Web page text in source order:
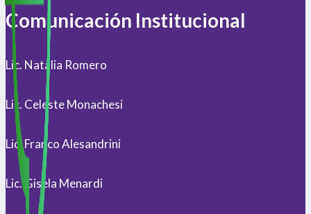
Comunicación Institucional
Lic. Natalia Romero
Lic. Celeste Monachesi
Lic. Franco Alesandrini
Lic. Gisela Menardi